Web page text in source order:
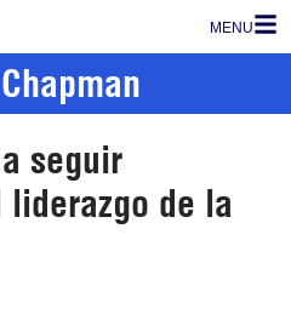
MENU
seguir
de la